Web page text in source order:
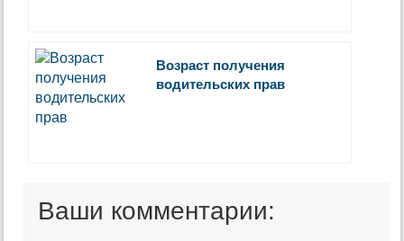
Возраст получения
водительских прав
Ваши комментарии: